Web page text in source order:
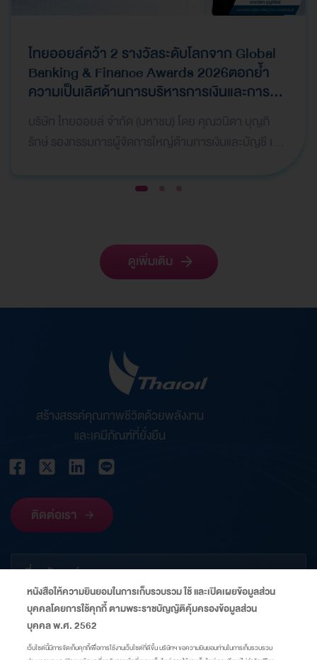
ไทยออยล์คว้า 2 รางวัลระดับโลกจาก Global
Banking & Finance Awards 2026ตอกย้ำ
ความเป็นเลิศด้านการบริหารการเงินและการ
ดูเพิ่มเติม
สร้างสรรค์คุณภาพชีวิตด้วยพลังงาน
และเคมีภัณฑ์ที่ยั่งยืน
ติดต่อเรา
เกี่ยวกับองค์กร
ข้อมูลที่เกี่ยวข้อง
หนังสือให้ความยินยอมในการเก็บรวบรวม ใช้ และเปิดเผยข้อมูลส่วน
บุคคลโดยการใช้คุกกี้ ตามพระราชบัญญัติคุ้มครองข้อมูลส่วน
บุคคล พ.ศ. 2562
เว็บไซต์นี้มีการจัดเก็บคุกกี้เพื่อการใช้งานเว็บไซต์ที่ดีขึ้น บริษัทฯ ขอความยินยอมท่านในการเก็บรวบรวม